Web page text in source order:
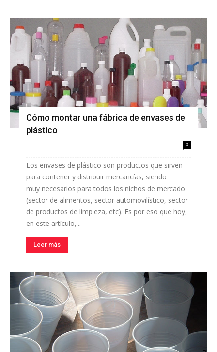
Cómo montar una fábrica de envases de
plástico
0
Los envases de plástico son productos que sirven
para contener y distribuir mercancías, siendo
muy necesarios para todos los nichos de mercado
(sector de alimentos, sector automovilístico, sector
de productos de limpieza, etc). Es por eso que hoy,
en este artículo,...
Leer más